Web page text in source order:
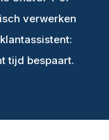
verwerken
tijd bespaart.